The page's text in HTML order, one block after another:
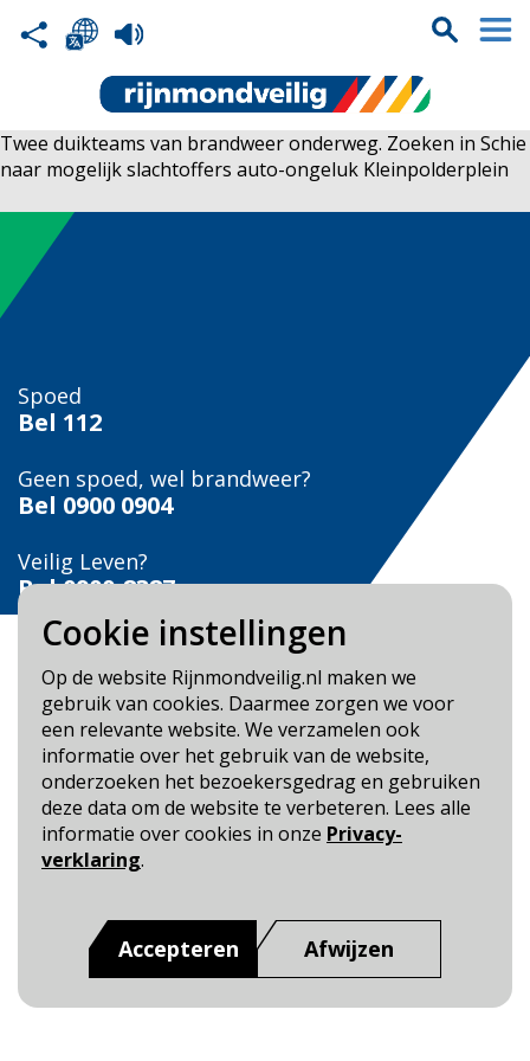
Cookie instellingen
Op de website Rijnmondveilig.nl maken we
gebruik van cookies. Daarmee zorgen we voor
een relevante website. We verzamelen ook
informatie over het gebruik van de website,
onderzoeken het bezoekersgedrag en gebruiken
deze data om de website te verbeteren. Lees alle
informatie over cookies in onze Privacy-
verklaring.
Accepteren Afwijzen
Twee duikteams van brandweer onderweg. Zoeken in Schie
naar mogelijk slachtoffers auto-ongeluk Kleinpolderplein
Spoed
Bel 112
Geen spoed, wel brandweer?
Bel 0900 0904
Veilig Leven?
Bel 0900-8387
Blijf op de hoogte
Cookie- en Privacybeleid
Toegankelijkheid